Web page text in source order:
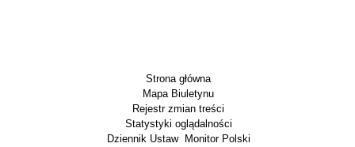
Strona główna
Mapa Biuletynu
Rejestr zmian treści
Statystyki oglądalności
Dziennik Ustaw
Monitor Polski